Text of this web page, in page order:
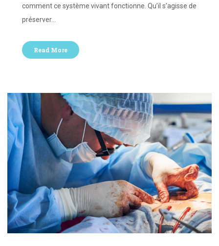
comment ce système vivant fonctionne. Qu’il s’agisse de
préserver…
Read More